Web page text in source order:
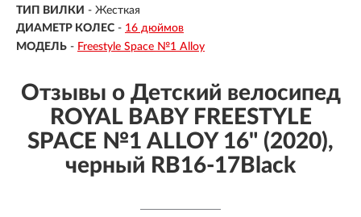
ТИП ВИЛКИ - Жесткая
ДИАМЕТР КОЛЕС - 16 дюймов
МОДЕЛЬ - Freestyle Space №1 Alloy
Отзывы о Детский велосипед
ROYAL BABY FREESTYLE
SPACE №1 ALLOY 16" (2020),
черный RB16-17Black